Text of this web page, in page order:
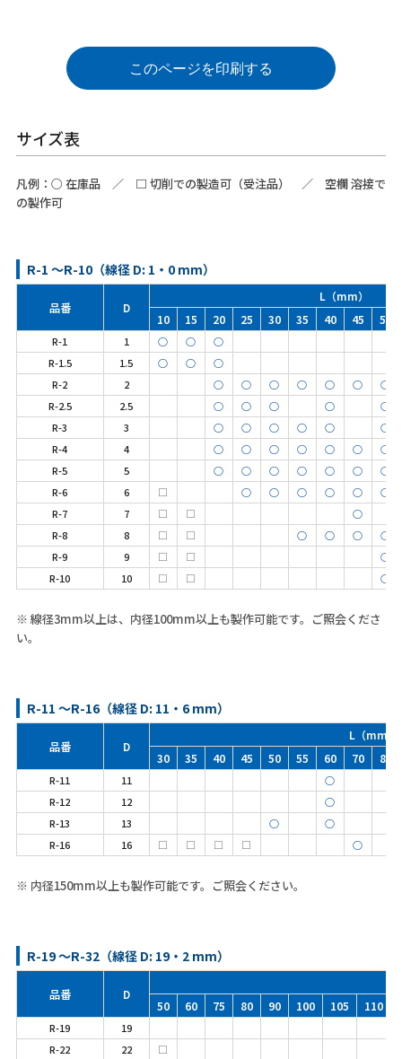
このページを印刷する
サイズ表
凡例： ○ 在庫品 ／ □ 切削での製造可（受注品） ／ 空欄 溶接で
の製作可
R-1 ～R-10（線径 D: 1・0 mm）
品番 D
L（mm）
10
15 20 25 30 35 40 45 50
R-1 1 ○ ○
○
R-1.5
1.5 ○ ○
○
R-2
2 ○ ○ ○ ○ ○ ○
○
R-2.5
2.5 ○ ○ ○ ○
○
R-3
3 ○ ○ ○ ○ ○
○
R-4
4 ○ ○ ○ ○ ○ ○
○
R-5
5 ○ ○ ○ ○ ○ ○
○
R-6
6 □ ○ ○ ○ ○ ○
○
R-7
7 □ □
○
R-8
8 □ □ ○ ○ ○
○
R-9
9 □ □
○
R-10
10 □ □ ○
※ 線径3mm以上は、内径100mm以上も製作可能です。ご照会くださ
い。
R-11 ～R-16（線径 D: 11・6 mm）
品番 D
L（mm）
30
35 40 45 50 55 60 70 80
R-11 11
○
R-12
12
○
R-13
13 ○
○
R-16
16 □ □ □ □ ○
※ 内径150mm以上も製作可能です。ご照会ください。
R-19 ～R-32（線径 D: 19・2 mm）
品番 D
50 60 75 80 90 100 105 110
R-19
19
R-22
22 □